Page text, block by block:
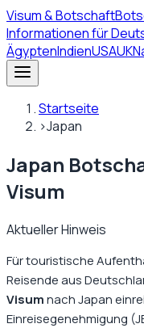
Visum& Botschaft
Informationen für
ÄgyptenIndienUSAUK
Startseite
›Japan
Japan
Visum
Aktueller Hinweis
Für touristische
Reisende aus
Visumnach Japan
Einreisegenehmigung